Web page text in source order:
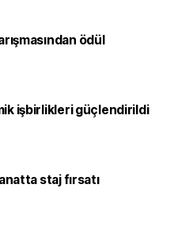
ödül
işbirlikleri güçlendirildi
staj fırsatı